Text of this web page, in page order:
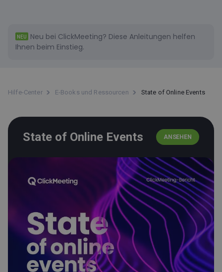
NEU Neu bei ClickMeeting? Diese Anleitungen helfen
Ihnen beim Einstieg.
Hilfe-Center E-Books und Ressourcen State of Online Events
State of Online Events ANSEHEN